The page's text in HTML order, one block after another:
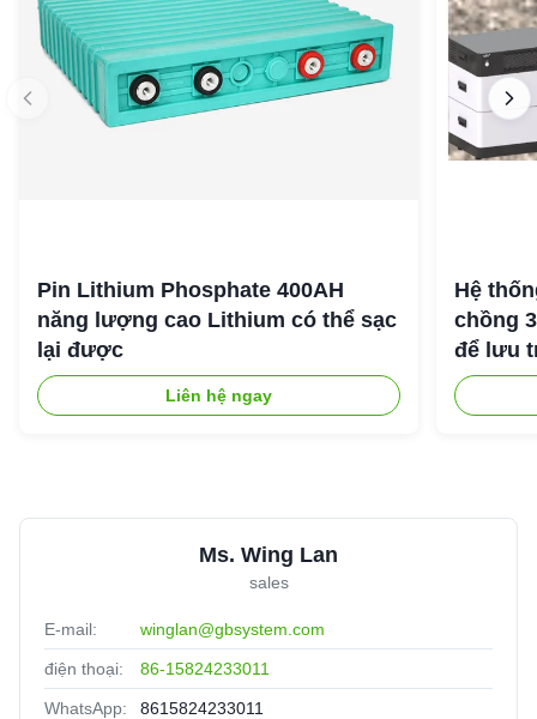
Pin Lithium Phosphate 400AH
năng lượng cao Lithium có thể sạc
lại được
Liên hệ ngay
Hệ
chồng
để lưu
Ms. Wing Lan
sales
E-mail: winglan@gbsystem.com
điện thoại: 86-15824233011
WhatsApp: 8615824233011